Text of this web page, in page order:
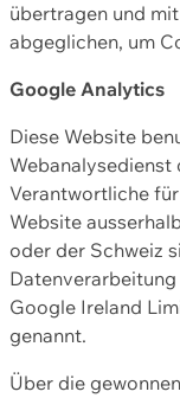
übertragen und
abgeglichen, um
Google Analytics
Diese Website
Verantwortliche
Website
oder der Schweiz
Google Ireland
genannt.
Über die